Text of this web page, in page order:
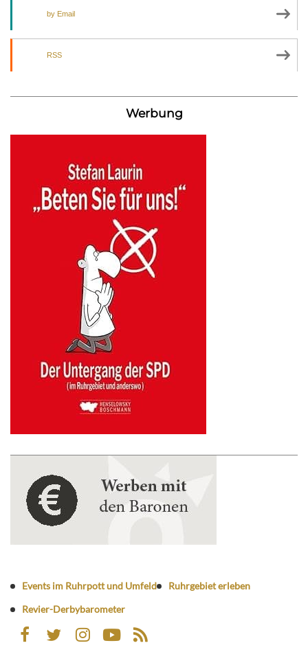
by Email
RSS
Werbung
Events im Ruhrpott und Umfeld
Ruhrgebiet erleben
Revier-Derbybarometer